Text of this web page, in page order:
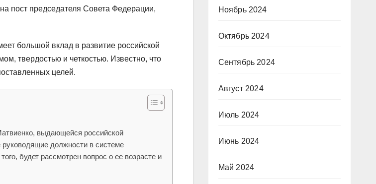
пост председателя Совета Федерации,
большой вклад в развитие российской
твердостью и четкостью. Известно, что
целей.
выдающейся российской
должности в системе
будет рассмотрен вопрос о ее возрасте и
Ноябрь 2024
Октябрь 2024
Сентябрь 2024
Август 2024
Июль 2024
Июнь 2024
Май 2024